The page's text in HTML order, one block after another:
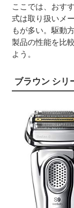
ここでは、おす
式は取り扱いメ
もが多い。駆動
製品の性能を比
よう。
ブラウン シ